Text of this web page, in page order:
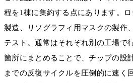
程を1棟に集約する点にあります。
製造、リソグラフィ用マスクの製作
テスト。通常はそれぞれ別の工場で
箇所にまとめることで、チップの設
までの反復サイクルを圧倒的に速く